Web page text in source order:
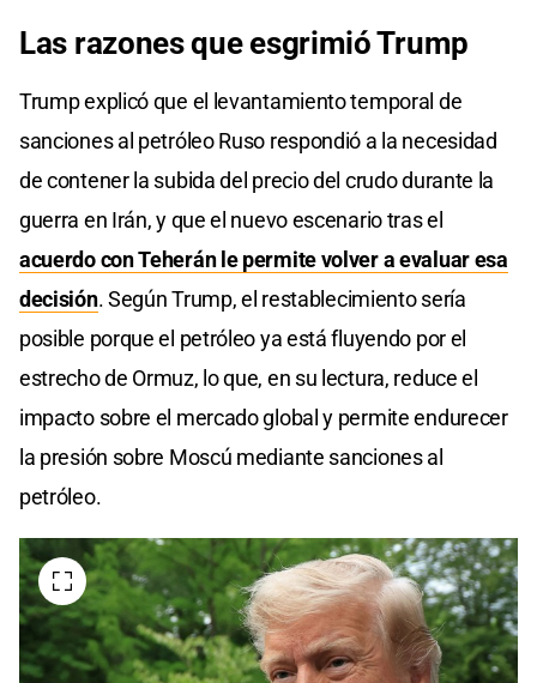
Las razones que esgrimió Trump
Trump explicó que el levantamiento temporal de
sanciones al petróleo Ruso respondió a la necesidad
de contener la subida del precio del crudo durante la
guerra en Irán, y que el nuevo escenario tras el
acuerdo con Teherán le permite volver a evaluar esa
decisión. Según Trump, el restablecimiento sería
posible porque el petróleo ya está fluyendo por el
estrecho de Ormuz, lo que, en su lectura, reduce el
impacto sobre el mercado global y permite endurecer
la presión sobre Moscú mediante sanciones al
petróleo.